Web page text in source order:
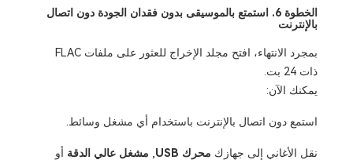
الخطوة 6. استمتع بالموسيقى بدون فقدان الجودة دون اتصال
بالإنترنت
بمجرد الانتهاء، افتح مجلد الإخراج للعثور على ملفات FLAC
ذات 24 بت.
يمكنك الآن:
استمع دون اتصال بالإنترنت باستخدام أي مشغل وسائط.
نقل الأغاني إلى جهازك محرك USB , مشغل عالي الدقة أو